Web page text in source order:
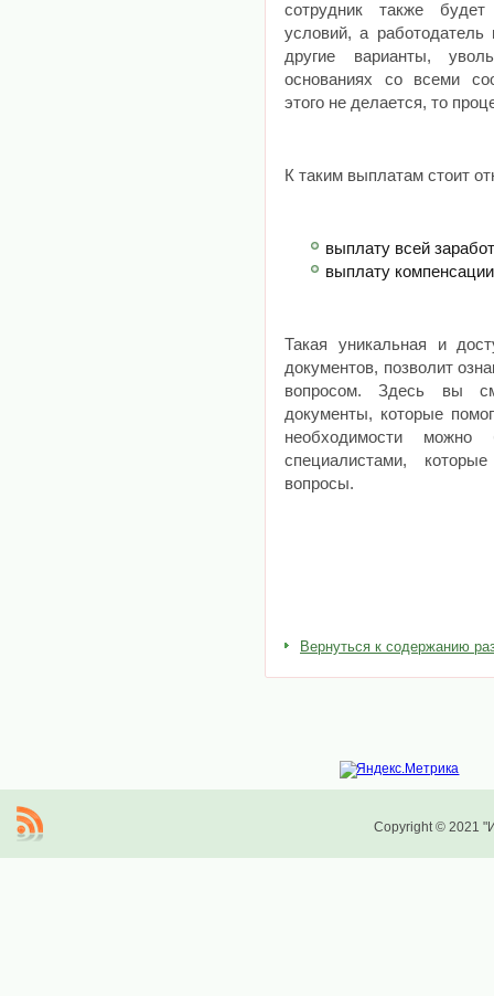
сотрудник также
условий, а
другие варианты,
основаниях со всеми
этого не делается, то
К таким выплатам стоит
выплату всей
выплату
Такая уникальная и
документов, позволит
вопросом. Здесь вы
документы, которые
необходимости можно
специалистами,
вопросы.
Вернуться к содержанию
Copyright © 2021